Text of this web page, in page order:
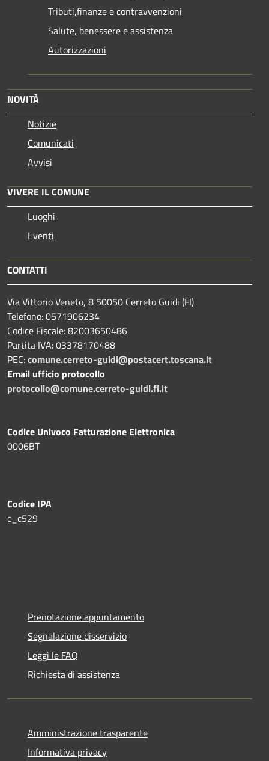
Tributi,finanze e contravvenzioni
Salute, benessere e assistenza
Autorizzazioni
NOVITÀ
Notizie
Comunicati
Avvisi
VIVERE IL COMUNE
Luoghi
Eventi
CONTATTI
Via Vittorio Veneto, 8 50050 Cerreto Guidi (FI)
Telefono: 0571906234
Codice Fiscale: 82003650486
Partita IVA: 03378170488
PEC:comune.cerreto-guidi@postacert.toscana.it
Email ufficio protocollo
protocollo@comune.cerreto-guidi.fi.it
Codice Univoco Fatturazione Elettronica
0006BT
Codice IPA
c_c529
Prenotazione appuntamento
Segnalazione disservizio
Leggi le FAQ
Richiesta di assistenza
Amministrazione trasparente
Informativa privacy